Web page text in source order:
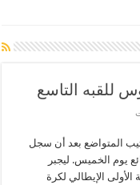
للقبه التاسع
يؤجل
يوفنتوس
للقبه
2-1، صاحب الترتيب المتواضع بعد أن سجل
يوم الخميس. ليجبر
الإيطالي لكرة